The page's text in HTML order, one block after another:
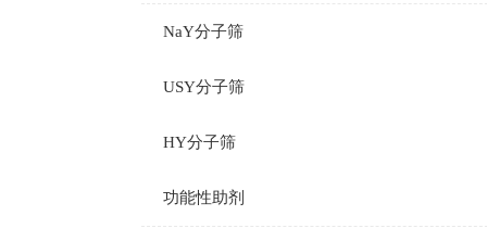
NaY分子筛
USY分子筛
HY分子筛
功能性助剂